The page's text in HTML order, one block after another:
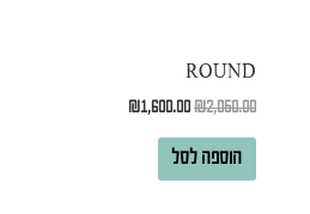
ROUND
₪2,050.00
₪1,600.00
הוספה לסל